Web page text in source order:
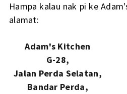
Hampa kalau nak pi ke
alamat:
Adam's Kitchen
G-28,
Jalan Perda Selatan,
Bandar Perda,